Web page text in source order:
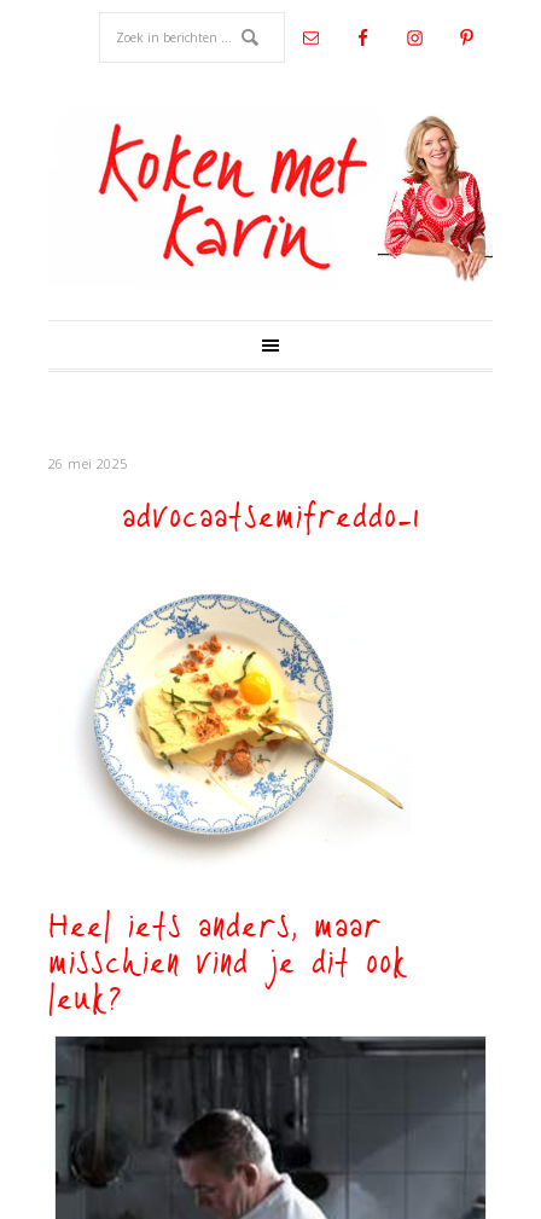
26 mei 2025
advocaatsemifreddo-1
Heel iets anders, maar
misschien vind je dit ook
leuk?